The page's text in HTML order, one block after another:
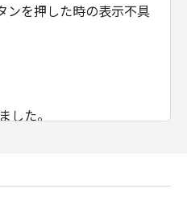
ンを押した時の表示不具
した。